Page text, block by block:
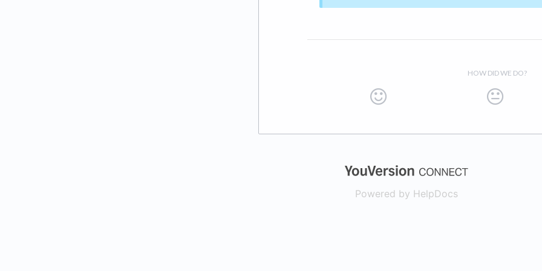
HOW DID WE DO?
(opens in a new
Powered by HelpDocs